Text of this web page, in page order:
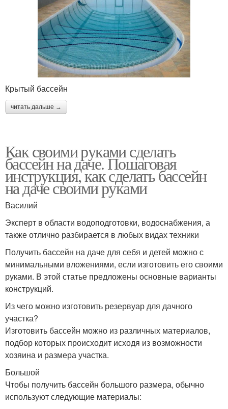
Крытый бассейн
читать дальше →
Как своими руками сделать
бассейн на даче. Пошаговая
инструкция, как сделать бассейн
на даче своими руками
Василий
Эксперт в области водоподготовки, водоснабжения, а
также отлично разбирается в любых видах техники
Получить бассейн на даче для себя и детей можно с
минимальными вложениями, если изготовить его своими
руками. В этой статье предложены основные варианты
конструкций.
Из чего можно изготовить резервуар для дачного
участка?
Изготовить бассейн можно из различных материалов,
подбор которых происходит исходя из возможности
хозяина и размера участка.
Большой
Чтобы получить бассейн большого размера, обычно
используют следующие материалы: